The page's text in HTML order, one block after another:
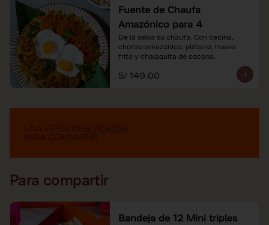
Fuente de Chaufa
Amazónico para 4
De la selva su chaufa. Con cecina,
chorizo amazónico, plátano, huevo
frito y chalaquita de cocona.
S/ 149.00
Para compartir
Bandeja de 12 Mini triples